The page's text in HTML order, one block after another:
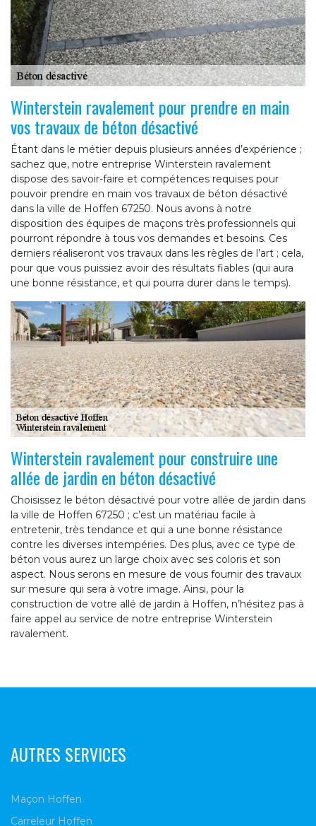
Winterstein ravalement pour prendre en main
vos travaux de béton désactivé
Étant dans le métier depuis plusieurs années d’expérience ;
sachez que, notre entreprise Winterstein ravalement
dispose des savoir-faire et compétences requises pour
pouvoir prendre en main vos travaux de béton désactivé
dans la ville de Hoffen 67250. Nous avons à notre
disposition des équipes de maçons très professionnels qui
pourront répondre à tous vos demandes et besoins. Ces
derniers réaliseront vos travaux dans les règles de l’art ; cela,
pour que vous puissiez avoir des résultats fiables (qui aura
une bonne résistance, et qui pourra durer dans le temps).
Winterstein ravalement pour construire une
allée de jardin en béton désactivé
Choisissez le béton désactivé pour votre allée de jardin dans
la ville de Hoffen 67250 ; c’est un matériau facile à
entretenir, très tendance et qui a une bonne résistance
contre les diverses intempéries. Des plus, avec ce type de
béton vous aurez un large choix avec ses coloris et son
aspect. Nous serons en mesure de vous fournir des travaux
sur mesure qui sera à votre image. Ainsi, pour la
construction de votre allé de jardin à Hoffen, n’hésitez pas à
faire appel au service de notre entreprise Winterstein
ravalement.
AUTRES SERVICES
Maçon Hoffen
Carreleur Hoffen